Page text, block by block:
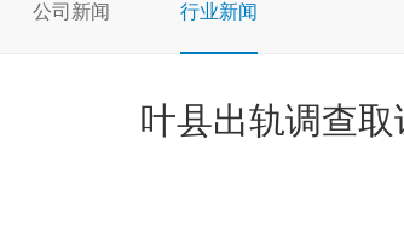
公司新闻 行业新闻
叶县出轨调查